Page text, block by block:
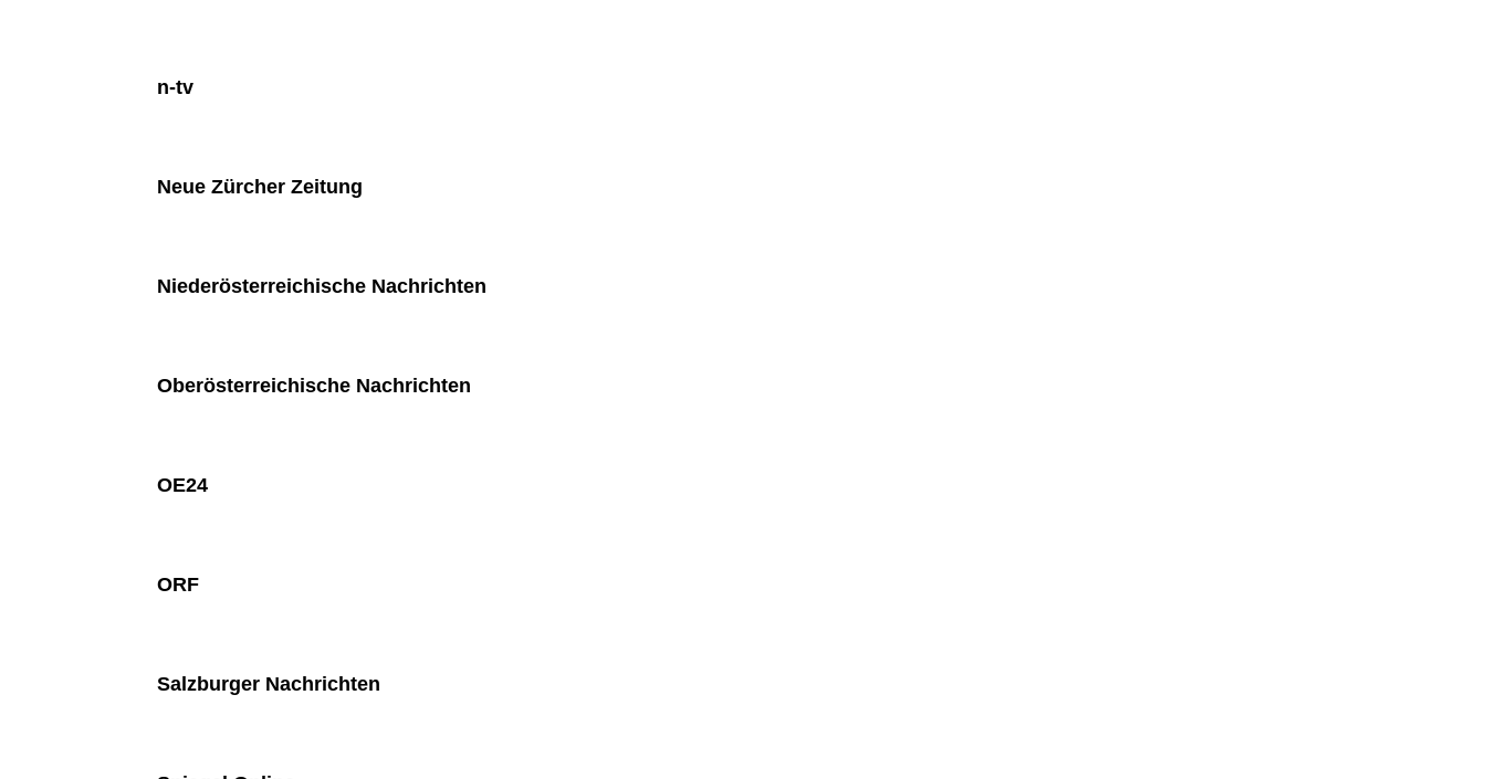
n-tv
Neue Zürcher Zeitung
Niederösterreichische Nachrichten
Oberösterreichische Nachrichten
OE24
ORF
Salzburger Nachrichten